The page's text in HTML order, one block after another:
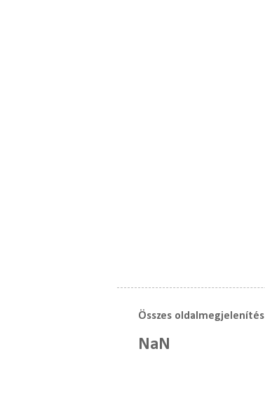
Összes oldalmegjelenítés
NaN